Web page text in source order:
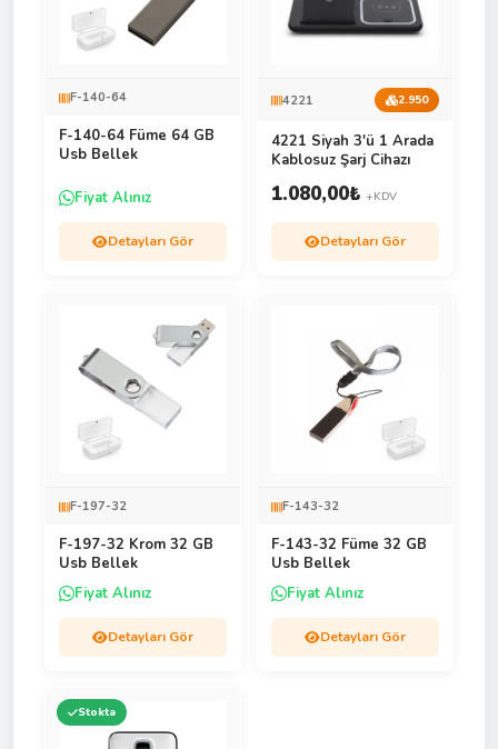
F-140-64
F-140-64 Füme 64 GB
Usb Bellek
Fiyat Alınız
Detayları Gör
4221 2.950
4221 Siyah 3'ü 1 Arada
Kablosuz Şarj Cihazı
1.080,00₺ +KDV
Detayları Gör
F-197-32
F-197-32 Krom 32 GB
Usb Bellek
Fiyat Alınız
Detayları Gör
F-143-32
F-143-32 Füme 32 GB
Usb Bellek
Fiyat Alınız
Detayları Gör
Stokta